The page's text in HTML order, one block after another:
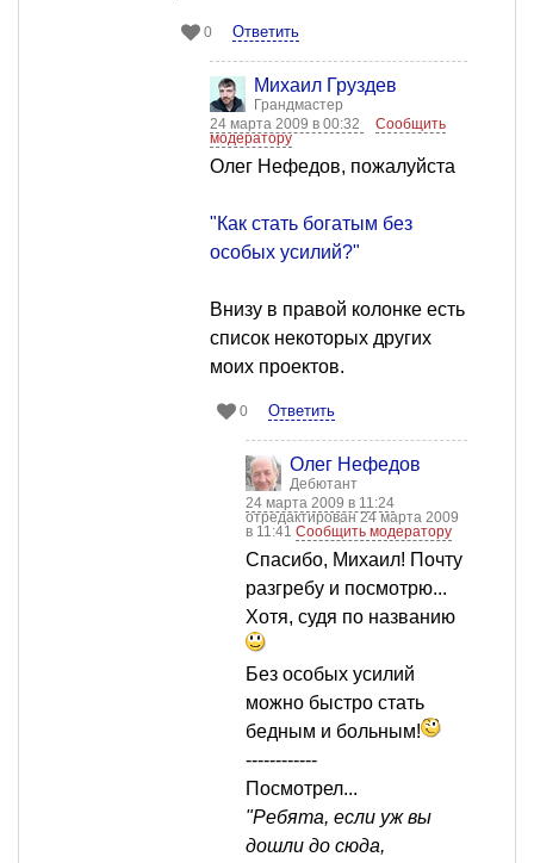
0 Ответить
Михаил Груздев
Грандмастер
24 марта 2009 в 00:32
Сообщить
модератору
Олег Нефедов, пожалуйста
"Как стать богатым без
особых усилий?"
Внизу в правой колонке есть
список некоторых других
моих проектов.
0 Ответить
Олег Нефедов
Дебютант
24 марта 2009 в 11:24
отредактирован 24 марта 2009
в 11:41 Сообщить модератору
Спасибо, Михаил! Почту
разгребу и посмотрю...
Хотя, судя по названию
Без особых усилий
можно быстро стать
бедным и больным!
------------
Посмотрел...
"Ребята, если уж вы
дошли до сюда,